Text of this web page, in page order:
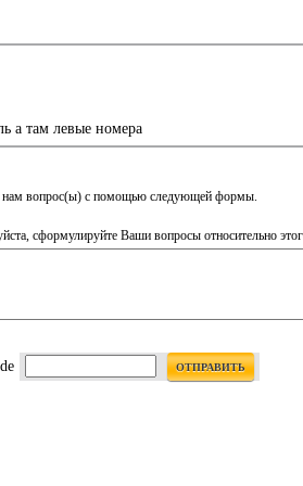
а там левые номера
нам вопрос(ы) с помощью следующей формы.
сформулируйте Ваши вопросы относительно
ОТПРАВИТЬ